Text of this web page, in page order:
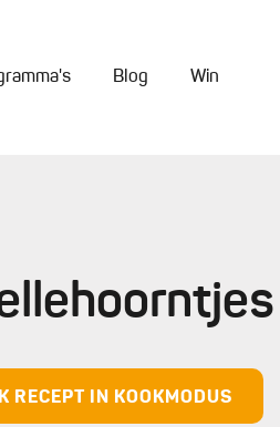
Blog Win
RECEPT IN KOOKMODUS